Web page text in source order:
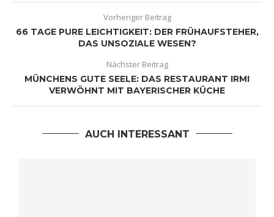
Vorheriger Beitrag
66 TAGE PURE LEICHTIGKEIT: DER FRÜHAUFSTEHER,
DAS UNSOZIALE WESEN?
Nächster Beitrag
MÜNCHENS GUTE SEELE: DAS RESTAURANT IRMI
VERWÖHNT MIT BAYERISCHER KÜCHE
AUCH INTERESSANT